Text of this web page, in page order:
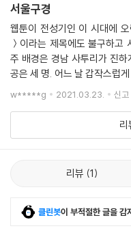
서울구경
웹툰이 전성기인 이 시대에
＞이라는 제목에도 불구하고
주 배경은 경남 사투리가 진하
공은 세 명. 어느 날 갑작스럽
웃에 살고 있는 여고생(이었다가 나
은, 자신도
w*****g 2021.03.23. 신고
리
리뷰 1
클린봇이 부적절한 글을 감